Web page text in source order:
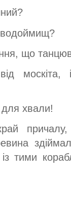
водоймищ?
що
хвали!
тими